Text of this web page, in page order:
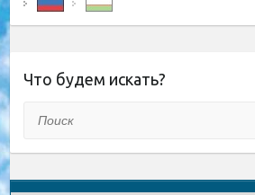
Что будем искать?